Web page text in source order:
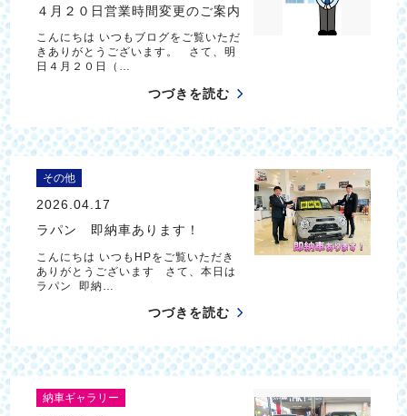
４月２０日営業時間変更のご案内
こんにちは いつもブログをご覧いただ
きありがとうございます。 さて、明
日４月２０日（…
つづきを読む
その他
2026.04.17
ラパン 即納車あります！
こんにちは いつもHPをご覧いただき
ありがとうございます さて、本日は
ラパン 即納…
つづきを読む
納車ギャラリー